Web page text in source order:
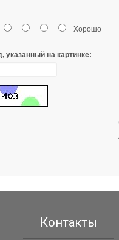
Хорошо
указанный на картинке:
Контакты